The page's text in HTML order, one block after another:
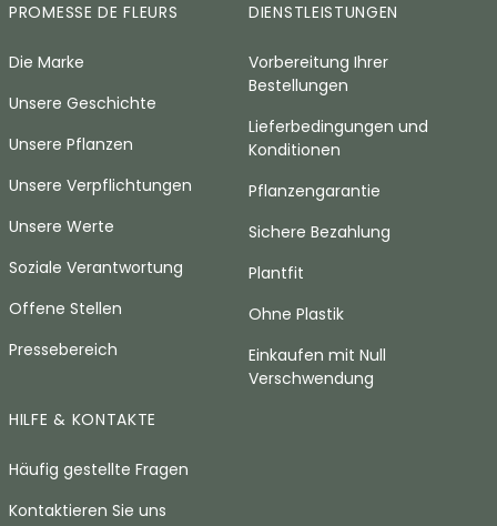
PROMESSE DE FLEURS
Die Marke
Unsere Geschichte
Unsere Pflanzen
Unsere Verpflichtungen
Unsere Werte
Soziale Verantwortung
Offene Stellen
Pressebereich
DIENSTLEISTUNGEN
Vorbereitung Ihrer
Bestellungen
Lieferbedingungen und
Konditionen
Pflanzengarantie
Sichere Bezahlung
Plantfit
Ohne Plastik
Einkaufen mit Null
Verschwendung
HILFE & KONTAKTE
Häufig gestellte Fragen
Kontaktieren Sie uns